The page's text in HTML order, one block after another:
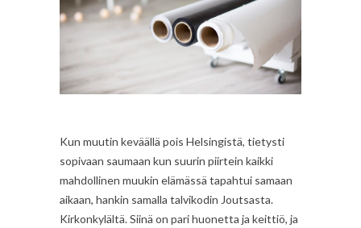
Kun muutin keväällä pois Helsingistä, tietysti
sopivaan saumaan kun suurin piirtein kaikki
mahdollinen muukin elämässä tapahtui samaan
aikaan, hankin samalla talvikodin Joutsasta.
Kirkonkylältä. Siinä on pari huonetta ja keittiö, ja